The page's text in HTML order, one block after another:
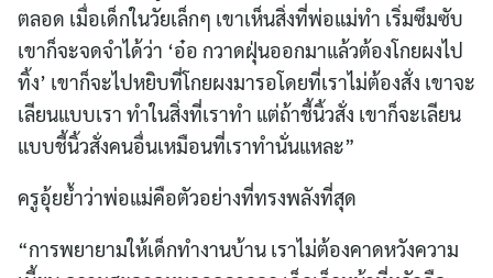
ตลอด เมื่อเด็กในวัยเล็กๆ เขาเห็นสิ่งที่พ่อแม่ทำ เริ่มซึมซับ
เขาก็จะจดจำได้ว่า ‘อ๋อ กวาดฝุ่นออกมาแล้วต้องโกยผงไป
ทิ้ง’ เขาก็จะไปหยิบที่โกยผงมารอโดยที่เราไม่ต้องสั่ง เขาจะ
เลียนแบบเรา ทำในสิ่งที่เราทำ แต่ถ้าชี้นิ้วสั่ง เขาก็จะเลียน
แบบชี้นิ้วสั่งคนอื่นเหมือนที่เราทำนั่นแหละ”
ครูอุ้ยย้ำว่าพ่อแม่คือตัวอย่างที่ทรงพลังที่สุด
“การพยายามให้เด็กทำงานบ้าน เราไม่ต้องคาดหวังความ